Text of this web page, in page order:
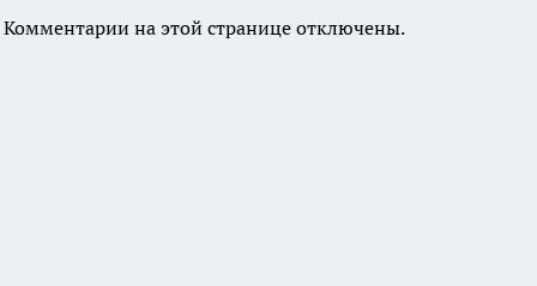
Комментарии на этой странице отключены.